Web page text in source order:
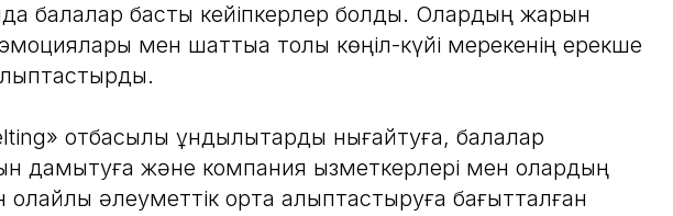
балалар басты кейіпкерлер болды. Олардың жарқын
мен шаттыққа толы көңіл-күйі мерекенің ерекше
отбасылық құндылықтарды нығайтуға, балалар
дамытуға және компания қызметкерлері мен олардың
әлеуметтік орта қалыптастыруға бағытталған